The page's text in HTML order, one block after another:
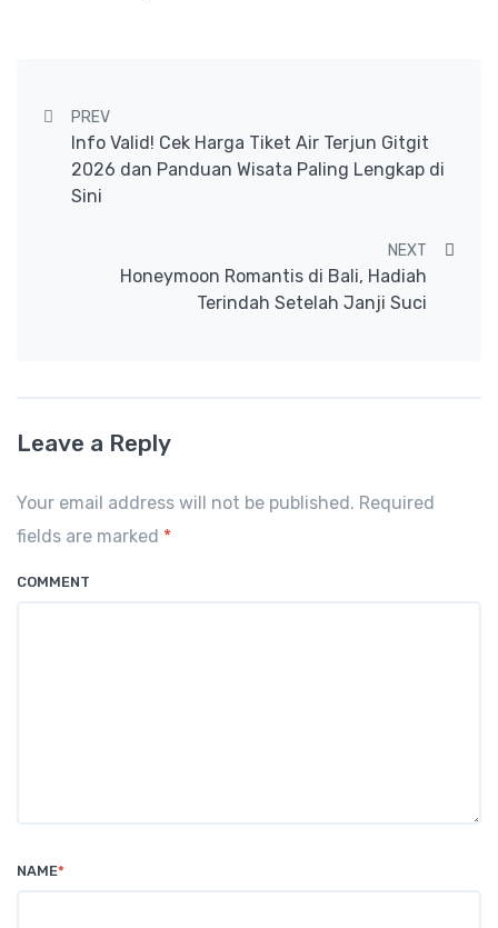
Post navigation
PREV
Info Valid! Cek Harga Tiket Air Terjun Gitgit
2026 dan Panduan Wisata Paling Lengkap di
Sini
NEXT
Honeymoon Romantis di Bali, Hadiah
Terindah Setelah Janji Suci
Leave a Reply
Your email address will not be published. Required
fields are marked *
COMMENT
NAME*